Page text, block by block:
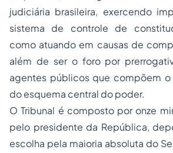
judiciária brasileira, exercendo
sistema de controle de
como atuando em causas de
além de ser o foro por
agentes públicos que compõem
do esquema central do poder.
O Tribunal é composto por onze
pelo presidente da República,
escolha pela maioria absoluta do